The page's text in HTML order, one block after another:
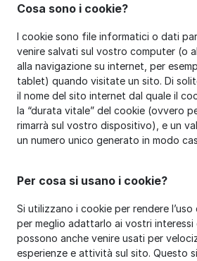
Cosa sono i cookie?
I cookie sono file informatici o dati
venire salvati sul vostro computer (o
alla navigazione su internet, per
tablet) quando visitate un sito. Di
il nome del sito internet dal quale il
la “durata vitale” del cookie (ovvero
rimarrà sul vostro dispositivo), e un
un numero unico generato in modo
Per cosa si usano i cookie?
Si utilizzano i cookie per rendere
per meglio adattarlo ai vostri interessi
possono anche venire usati per
esperienze e attività sul sito. Questo